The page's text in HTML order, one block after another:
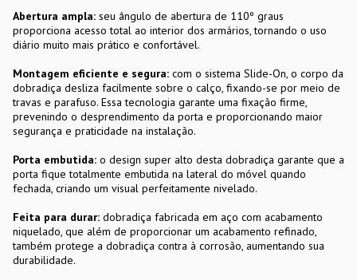
Abertura ampla: seu ângulo de abertura de 110º graus
proporciona acesso total ao interior dos armários, tornando o uso
diário muito mais prático e confortável.
Montagem eficiente e segura: com o sistema Slide-On, o corpo da
dobradiça desliza facilmente sobre o calço, fixando-se por meio de
travas e parafuso. Essa tecnologia garante uma fixação firme,
prevenindo o desprendimento da porta e proporcionando maior
segurança e praticidade na instalação.
Porta embutida: o design super alto desta dobradiça garante que a
porta fique totalmente embutida na lateral do móvel quando
fechada, criando um visual perfeitamente nivelado.
Feita para durar: dobradiça fabricada em aço com acabamento
niquelado, que além de proporcionar um acabamento refinado,
também protege a dobradiça contra à corrosão, aumentando sua
durabilidade.